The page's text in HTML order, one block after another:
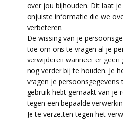
over jou bijhouden. Dit laat
onjuiste informatie die we
verbeteren.
De wissing van je
toe om ons te vragen al je
verwijderen wanneer er geen
nog verder bij te houden. Je
vragen je persoonsgegevens
gebruik hebt gemaakt van je
tegen een bepaalde
Je te verzetten tegen het